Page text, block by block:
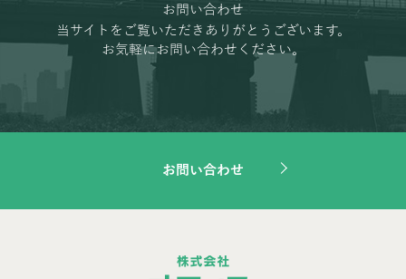
お問い合わせ
当サイトをご覧いただきありがとうございます。
お気軽にお問い合わせください。
お問い合わせ